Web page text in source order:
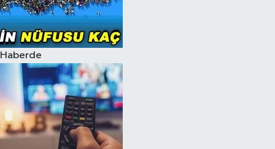
Haberde